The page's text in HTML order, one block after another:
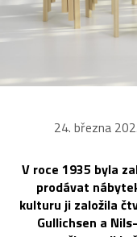
24. března
V roce 1935 byla
prodávat
kulturu ji založila
Gullichsen a